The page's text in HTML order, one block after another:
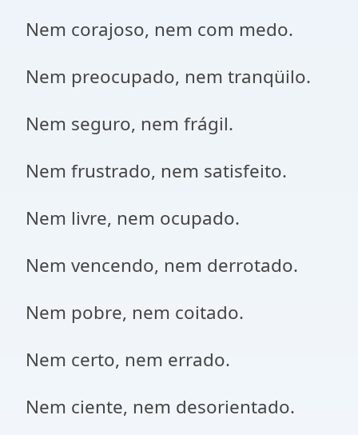
Nem corajoso, nem com medo.
Nem preocupado, nem tranqüilo.
Nem seguro, nem frágil.
Nem frustrado, nem satisfeito.
Nem livre, nem ocupado.
Nem vencendo, nem derrotado.
Nem pobre, nem coitado.
Nem certo, nem errado.
Nem ciente, nem desorientado.